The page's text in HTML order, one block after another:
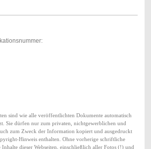
sind wie alle veröffentlichten Dokumente automatisch
Sie dürfen nur zum privaten, nichtgewerblichen und
zum Zweck der Information kopiert und ausgedruckt
Hinweis enthalten. Ohne vorherige schriftliche
dieser Webseiten, einschließlich aller Fotos (!) und